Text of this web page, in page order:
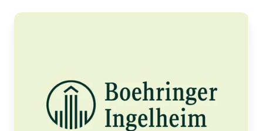
Boehringer